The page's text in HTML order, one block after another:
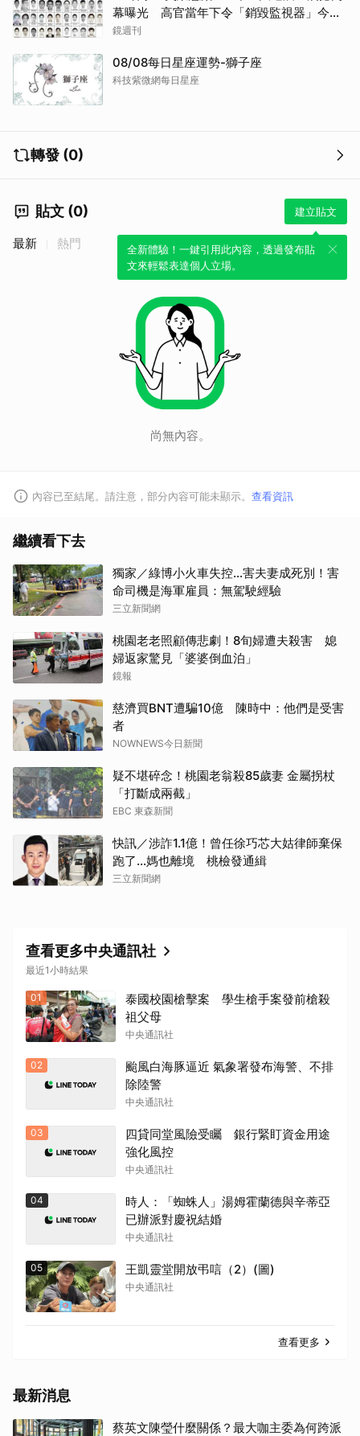
幕曝光 高官當年下令「銷毀監視器」今遭
逮
鏡週刊
08/08每日星座運勢-獅子座
科技紫微網每日星座
轉發 (0)
貼文 (0) 建立貼文
全新體驗！一鍵引用此內容，透過發布貼
文來輕鬆表達個人立場。
最新 熱門
尚無內容。
內容已至結尾。請注意，部分內容可能未顯示。 查看資訊
繼續看下去
獨家／綠博小火車失控…害夫妻成死別！害
命司機是海軍雇員：無駕駛經驗
三立新聞網
桃園老老照顧傳悲劇！8旬婦遭夫殺害 媳
婦返家驚見「婆婆倒血泊」
鏡報
慈濟買BNT遭騙10億 陳時中：他們是受害
者
NOWNEWS今日新聞
疑不堪碎念！桃園老翁殺85歲妻 金屬拐杖
「打斷成兩截」
EBC 東森新聞
快訊／涉詐1.1億！曾任徐巧芯大姑律師棄保
跑了…媽也離境 桃檢發通緝
三立新聞網
查看更多中央通訊社
最近1小時結果
01
泰國校園槍擊案 學生槍手案發前槍殺
祖父母
中央通訊社
02
颱風白海豚逼近 氣象署發布海警、不排
除陸警
中央通訊社
03
四貸同堂風險受矚 銀行緊盯資金用途
強化風控
中央通訊社
04
時人：「蜘蛛人」湯姆霍蘭德與辛蒂亞
已辦派對慶祝結婚
中央通訊社
05 王凱靈堂開放弔唁（2）(圖)
中央通訊社
查看更多
最新消息
蔡英文陳瑩什麼關係？最大咖主委為何跨派